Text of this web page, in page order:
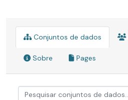
Conjuntos de dados
Sobre Pages